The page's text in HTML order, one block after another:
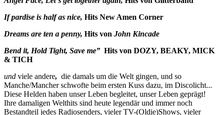
If pardise is half as nice, Hits New Amen Corner
Dreams are ten a penny, Hits von John Kincade
Bend it, Hold Tight, Save me” Hits von DOZY, BEAKY, MICK
& TICH
und viele andere, die damals um die Welt gingen, und so
Manche/Mancher schwofte beim ersten Kuss dazu, im Discolicht...
Diese Helden haben unser Leben begleitet, unser Leben geprägt!
Ihre damaligen Welthits sind heute legendär und immer noch
Bestandteil jedes Radiosenders, vieler TV-(Oldie)Shows, vieler